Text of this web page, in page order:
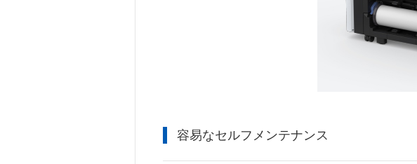
容易なセルフメンテナンス